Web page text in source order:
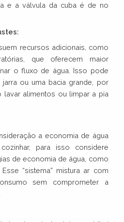
e a válvula da cuba é de no
recursos adicionais, como
que oferecem maior
o fluxo de água. Isso pode
ou uma bacia grande, por
alimentos ou limpar a pia
a economia de água
para isso considere
de economia de água, como
“sistema” mistura ar com
sem comprometer a